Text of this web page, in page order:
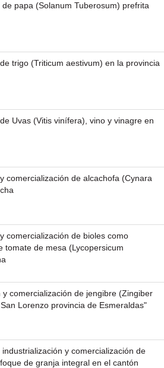
papa (Solanum Tuberosum) prefrita
trigo (Triticum aestivum) en la provincia
Uvas (Vitis vinífera), vino y vinagre en
comercialización de alcachofa (Cynara
comercialización de bioles como
tomate de mesa (Lycopersicum
comercialización de jengibre (Zingiber
Lorenzo provincia de Esmeraldas"
y comercialización de
de granja integral en el cantón